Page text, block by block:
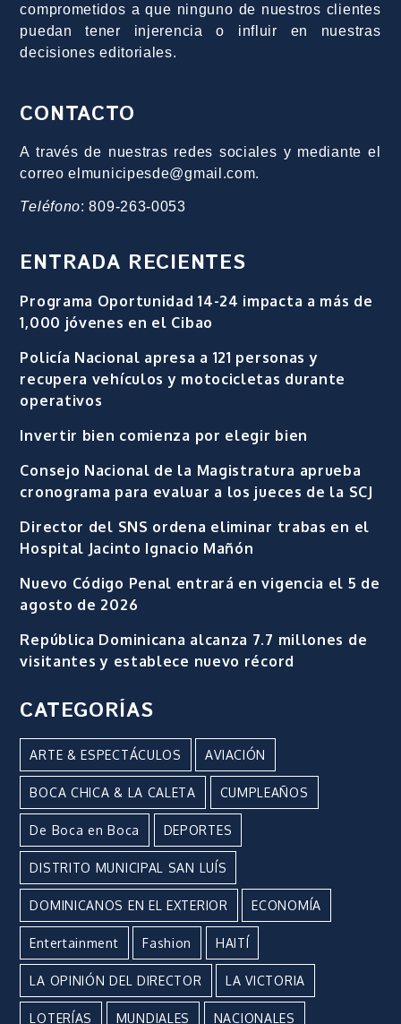
comprometidos a que ninguno de nuestros clientes
puedan tener injerencia o influir en nuestras
decisiones editoriales.
CONTACTO
A través de nuestras redes sociales y mediante el
correo elmunicipesde@gmail.com.
Teléfono: 809-263-0053
ENTRADA RECIENTES
Programa Oportunidad 14-24 impacta a más de
1,000 jóvenes en el Cibao
Policía Nacional apresa a 121 personas y
recupera vehículos y motocicletas durante
operativos
Invertir bien comienza por elegir bien
Consejo Nacional de la Magistratura aprueba
cronograma para evaluar a los jueces de la SCJ
Director del SNS ordena eliminar trabas en el
Hospital Jacinto Ignacio Mañón
Nuevo Código Penal entrará en vigencia el 5 de
agosto de 2026
República Dominicana alcanza 7.7 millones de
visitantes y establece nuevo récord
CATEGORÍAS
ARTE & ESPECTÁCULOS AVIACIÓN
BOCA CHICA & LA CALETA CUMPLEAÑOS
De Boca en Boca DEPORTES
DISTRITO MUNICIPAL SAN LUÍS
DOMINICANOS EN EL EXTERIOR ECONOMÍA
Entertainment Fashion HAITÍ
LA OPINIÓN DEL DIRECTOR LA VICTORIA
LOTERÍAS MUNDIALES NACIONALES